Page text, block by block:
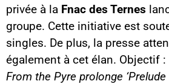
privée à la Fnac des Ternes
groupe. Cette initiative est
singles. De plus, la presse
également à cet élan. Objectif
From the Pyre prolonge